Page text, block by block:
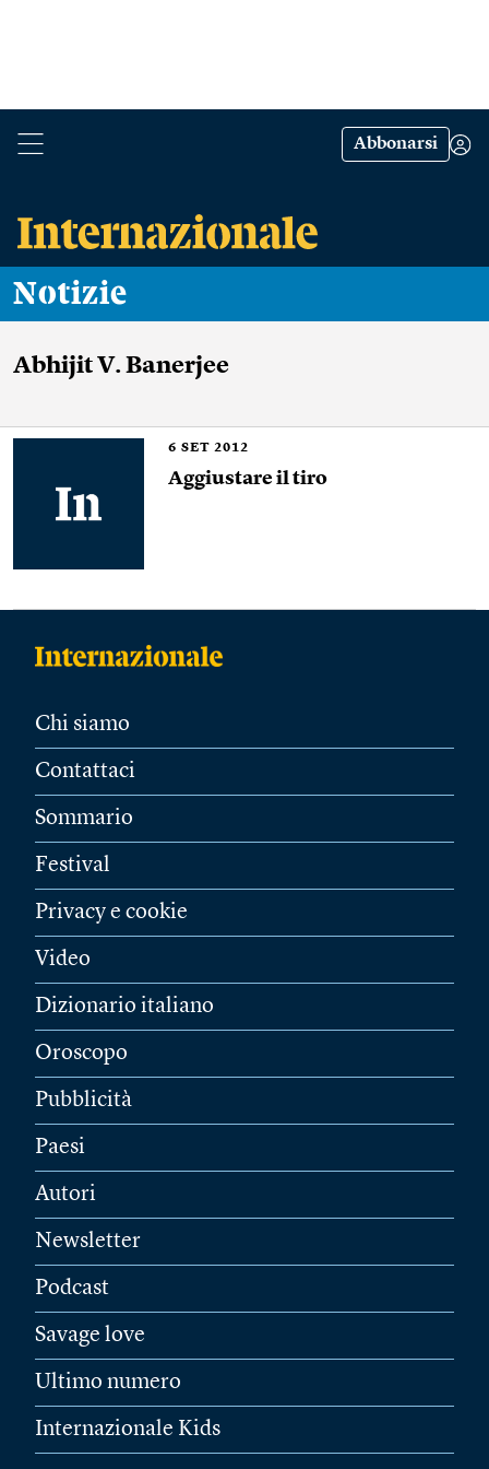
Abbonarsi
Notizie
Abhijit V. Banerjee
6 SET 2012
Aggiustare il tiro
Chi siamo
Contattaci
Sommario
Festival
Privacy e cookie
Video
Dizionario italiano
Oroscopo
Pubblicità
Paesi
Autori
Newsletter
Podcast
Savage love
Ultimo numero
Internazionale Kids